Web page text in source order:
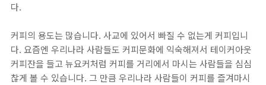
다.
커피의 용도는 많습니다. 사교에 있어서 빠질 수 없는게 커피입니
다. 요즘엔 우리나라 사람들도 커피문화에 익숙해져서 테이커아웃
커피잔을 들고 뉴요커처럼 커피를 거리에서 마시는 사람들을 심심
찮게 볼 수 있습니다. 그 만큼 우리나라 사람들이 커피를 즐겨마시